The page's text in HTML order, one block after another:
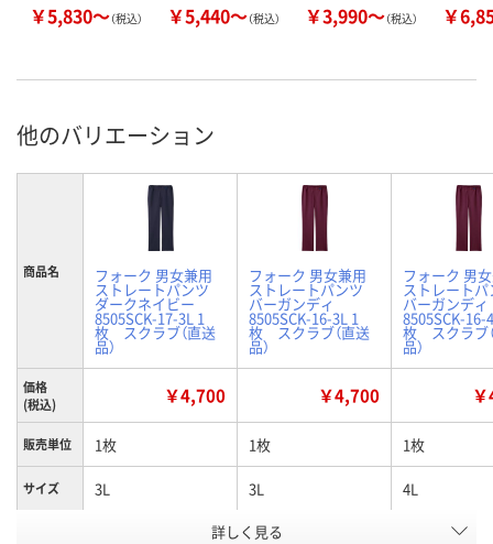
￥5,830～（税込） ￥5,440～（税込） ￥3,990～（税込） ￥
他のバリエーション
商品名 フォーク 男女兼用
ストレートパンツ
ダークネイビー
8505SCK-17-3L 1
枚 スクラブ（直送
品）
フォーク 男女兼用
ストレートパンツ
バーガンディ
8505SCK-16-3L 1
枚 スクラブ（直送
品）
フォーク 男
ストレートパ
バーガンディ
8505SCK-16-
枚 スクラブ
品）
価格
(税込)
￥4,700 ￥4,700
販売単位 1枚 1枚 1枚
サイズ 3L 3L 4L
バーガンディ バーガンディ
詳しく見る